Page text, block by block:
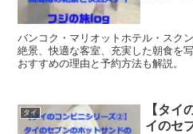
バンコク・マリオットホテル・スク
絶景、快適な客室、充実した朝食を
おすすめの理由と予約方法も解説。
タイ
【タイ
イのセ